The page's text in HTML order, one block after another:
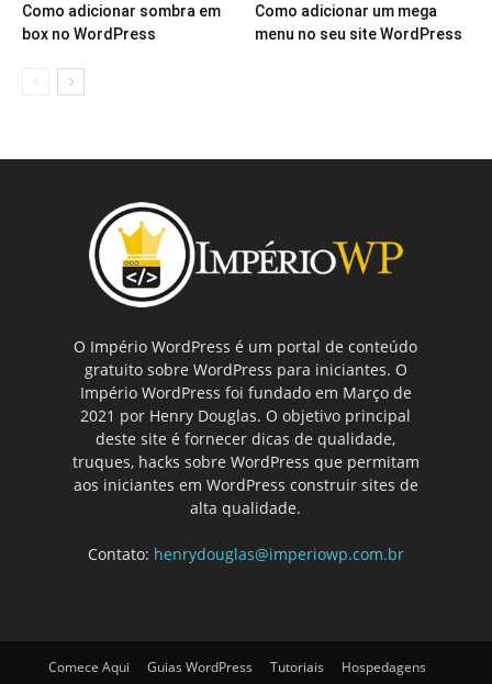
Como adicionar sombra em
box no WordPress
Como adicionar um mega
menu no seu site WordPress
O Império WordPress é um portal de conteúdo
gratuito sobre WordPress para iniciantes. O
Império WordPress foi fundado em Março de
2021 por Henry Douglas. O objetivo principal
deste site é fornecer dicas de qualidade,
truques, hacks sobre WordPress que permitam
aos iniciantes em WordPress construir sites de
alta qualidade.
Contato: henrydouglas@imperiowp.com.br
Comece Aqui Guias WordPress Tutoriais
Hospedagens